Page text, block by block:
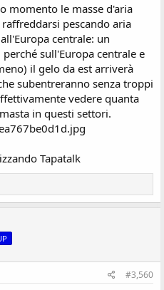
momento le masse d'aria
pescando aria
centrale: un
sull'Europa centrale e
il gelo da est arriverà
subentreranno senza troppi
vedere quanta
in questi settori.
Tapatalk
#3,560